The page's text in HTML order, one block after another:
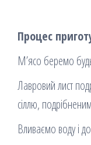
Процес
М’ясо беремо
Лавровий лист
сіллю,
Вливаємо воду і